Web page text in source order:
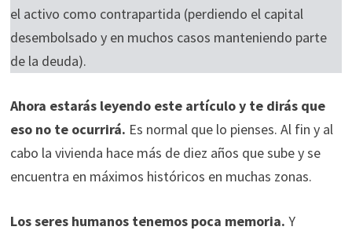
el activo como contrapartida (perdiendo el capital
desembolsado y en muchos casos manteniendo parte
de la deuda).
Ahora estarás leyendo este artículo y te dirás que
eso no te ocurrirá. Es normal que lo pienses. Al fin y al
cabo la vivienda hace más de diez años que sube y se
encuentra en máximos históricos en muchas zonas.
Los seres humanos tenemos poca memoria. Y